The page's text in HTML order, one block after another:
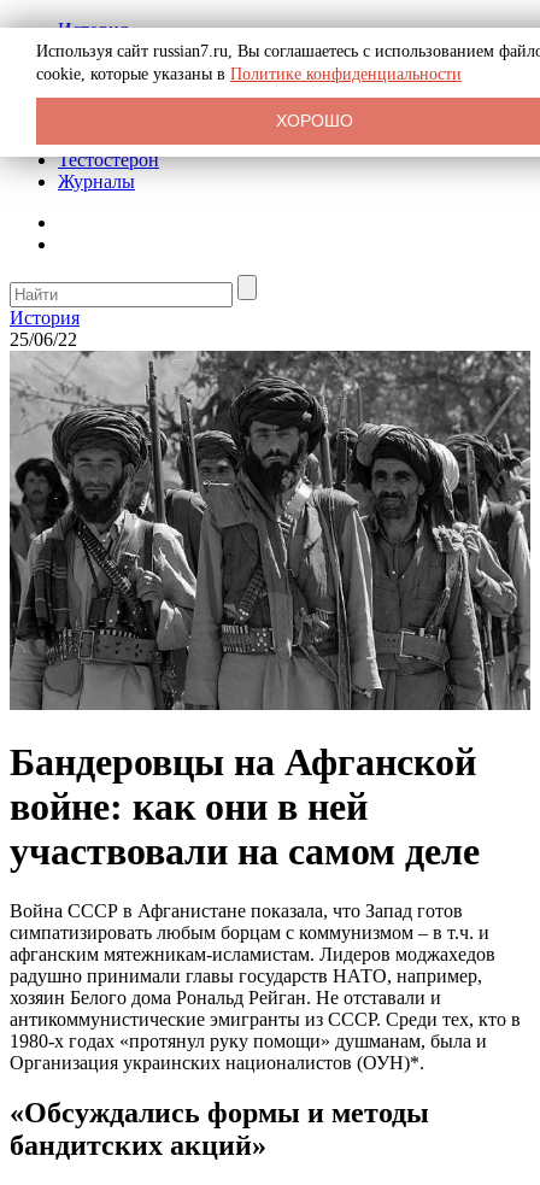
История
Биография
Криминал
Реклама на сайте
Тестостерон
Журналы
История
25/06/22
Бандеровцы на Афганской
войне: как они в ней
участвовали на самом деле
Война СССР в Афганистане показала, что Запад готов
симпатизировать любым борцам с коммунизмом – в т.ч. и
афганским мятежникам-исламистам. Лидеров моджахедов
радушно принимали главы государств НАТО, например,
хозяин Белого дома Рональд Рейган. Не отставали и
антикоммунистические эмигранты из СССР. Среди тех, кто в
1980-х годах «протянул руку помощи» душманам, была и
Организация украинских националистов (ОУН)*.
«Обсуждались формы и методы
бандитских акций»
Используя сайт russian7.ru, Вы соглашаетесь с использованием
cookie, которые указаны в Политике конфиденциальности
ХОРОШО